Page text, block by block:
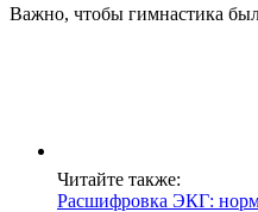
Важно, чтобы гимнастика
Читайте также:
Расшифровка ЭКГ: